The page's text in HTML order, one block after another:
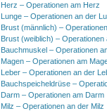
Herz – Operationen am Herz
Lunge – Operationen an der
Brust (männlich) –
Brust (weiblich) – Operationen
Bauchmuskel – Operationen
Magen – Operationen am
Leber – Operationen an der
Bauchspeicheldrüse –
Darm – Operationen am Darm
Milz – Operationen an der Milz